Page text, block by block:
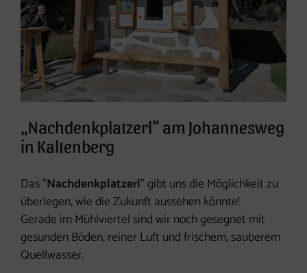
„Nachdenkplatzerl“ am Johannesweg
in Kaltenberg
Das "Nachdenkplatzerl" gibt uns die Möglichkeit zu
überlegen, wie die Zukunft aussehen könnte!
Gerade im Mühlviertel sind wir noch gesegnet mit
gesunden Böden, reiner Luft und frischem, sauberem
Quellwasser.